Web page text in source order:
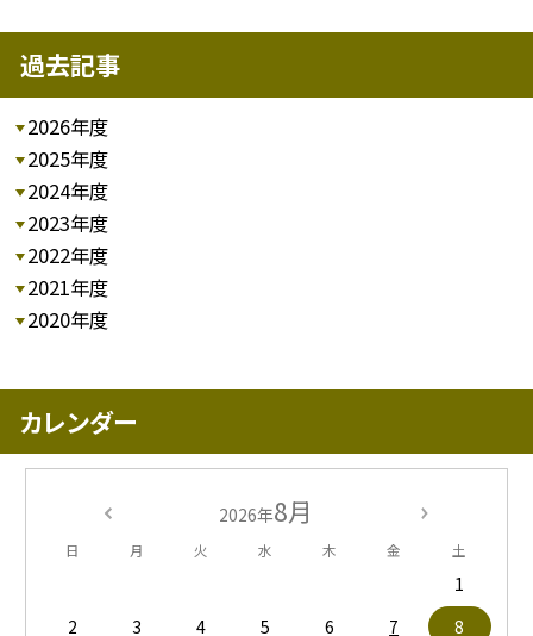
過去記事
2026年度
2025年度
2024年度
2023年度
2022年度
2021年度
2020年度
カレンダー
2026年8月
日 月 火 水 木 金 土
1
2
3 4 5 6 7
8